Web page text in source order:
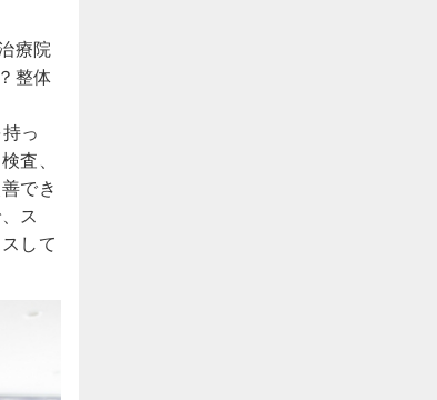
療院
整体
っ
査、
でき
ス
して